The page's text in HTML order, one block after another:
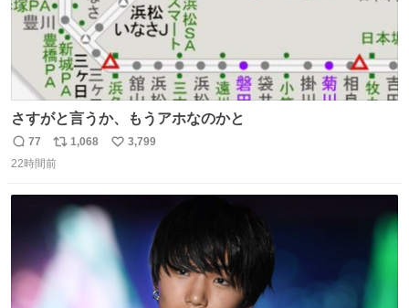
さすがと言うか、もうアホなのかと
返
信
77
リ
ポ
ト
数
1,068
い
3,799
22時間前